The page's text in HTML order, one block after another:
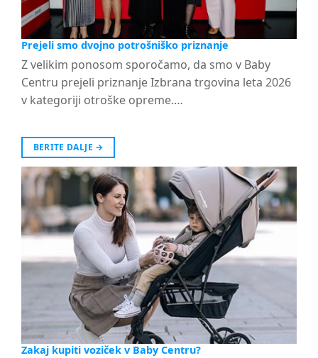
Prejeli smo dvojno potrošniško priznanje
Z velikim ponosom sporočamo, da smo v Baby
Centru prejeli priznanje Izbrana trgovina leta 2026
v kategoriji otroške opreme.…
BERITE DALJE →
Zakaj kupiti voziček v Baby Centru?